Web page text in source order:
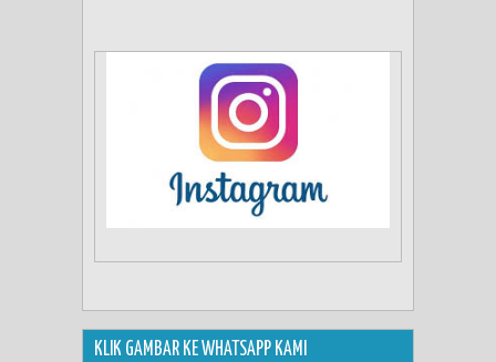
KLIK GAMBAR KE WHATSAPP KAMI